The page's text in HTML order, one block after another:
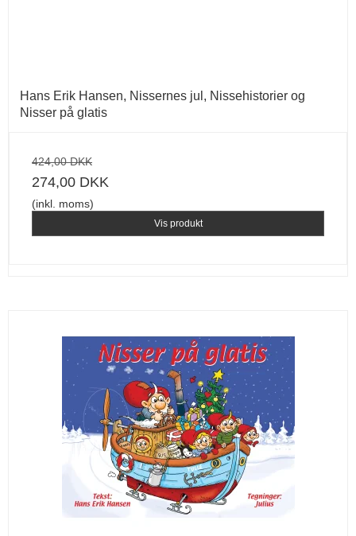
Hans Erik Hansen, Nissernes jul, Nissehistorier og
Nisser på glatis
424,00 DKK
274,00 DKK
(inkl. moms)
Vis produkt